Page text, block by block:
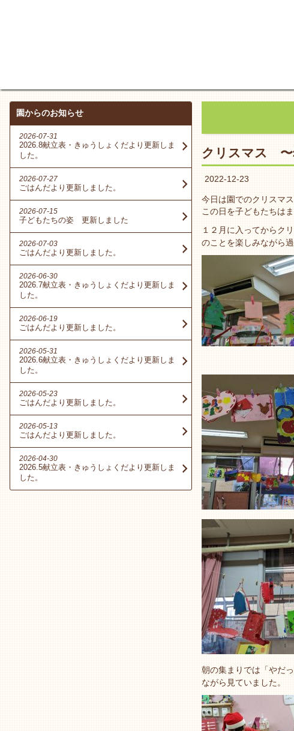
クリスマス 〜
2022-12-23
今日は園でのクリスマ
この日を子どもたちは
１２月に入ってからク
のことを楽しみながら
朝の集まりでは「やだ
ながら見ていました。
園からのお知らせ
2026-07-31
2026.8献立表・きゅうしょくだより更新しま
した。
2026-07-27
ごはんだより更新しました。
2026-07-15
子どもたちの姿 更新しました
2026-07-03
ごはんだより更新しました。
2026-06-30
2026.7献立表・きゅうしょくだより更新しま
した。
2026-06-19
ごはんだより更新しました。
2026-05-31
2026.6献立表・きゅうしょくだより更新しま
した。
2026-05-23
ごはんだより更新しました。
2026-05-13
ごはんだより更新しました。
2026-04-30
2026.5献立表・きゅうしょくだより更新しま
した。